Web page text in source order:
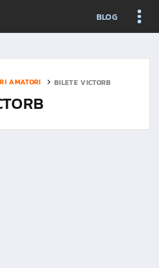
BLOG
AMATORI BILETE VICTORB